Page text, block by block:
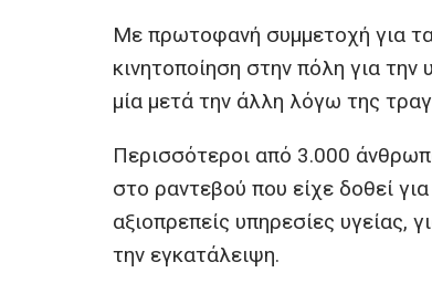
Με πρωτοφανή συμμετοχή για
κινητοποίηση στην πόλη για την
μία μετά την άλλη λόγω της
Περισσότεροι από 3.000
στο ραντεβού που είχε δοθεί
αξιοπρεπείς υπηρεσίες υγείας,
την εγκατάλειψη.